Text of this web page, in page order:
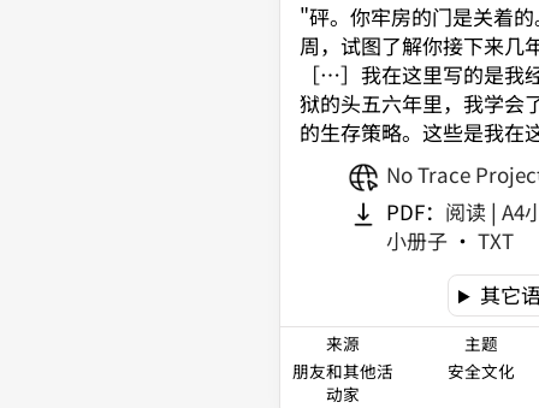
"砰。你牢房的门是关着
周，试图了解你接下来几
［…］我在这里写的是我
狱的头五六年里，我学会
的生存策略。这些是我在
No Trace
PDF： 阅读 |A4
小册子 •TXT
其它
来源
朋友和其他活
动家
主题
安全文化